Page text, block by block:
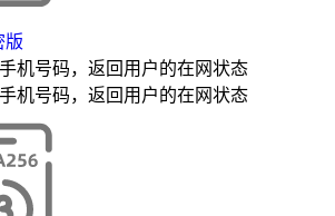
版
机号码，返回用户的在网状态
机号码，返回用户的在网状态